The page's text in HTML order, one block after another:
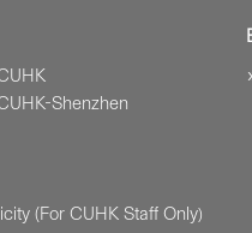
Shenzhen
(For CUHK Staff Only)